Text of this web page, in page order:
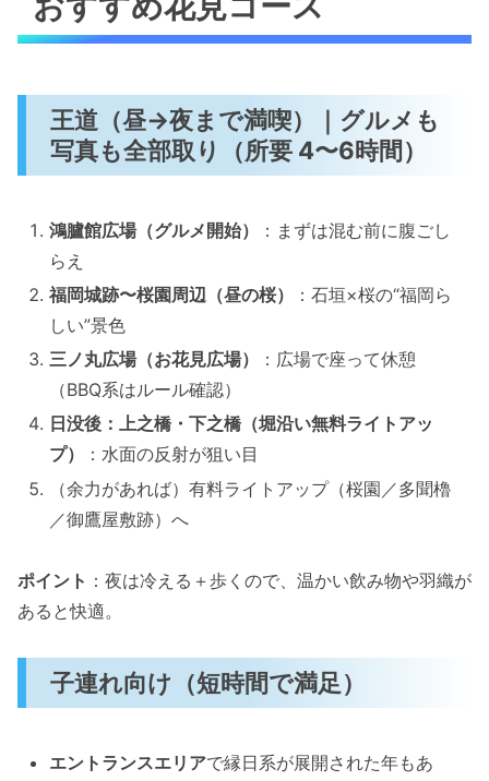
王道（昼→夜まで満喫）｜グルメも
写真も全部取り（所要 4〜6時間）
鴻臚館広場（グルメ開始）
：まずは混む前に腹ごし
らえ
福岡城跡〜桜園周辺（昼の桜）
：石垣×桜の“福岡ら
しい”景色
三ノ丸広場（お花見広場）
：広場で座って休憩
（BBQ系はルール確認）
日没後：上之橋・下之橋（堀沿い無料ライトアッ
プ）
：水面の反射が狙い目
（余力があれば）有料ライトアップ（桜園／多聞櫓
／御鷹屋敷跡）へ
ポイント ：夜は冷える＋歩くので、温かい飲み物や羽織が
あると快適。
子連れ向け（短時間で満足）
エントランスエリアで縁日系が展開された年もあ